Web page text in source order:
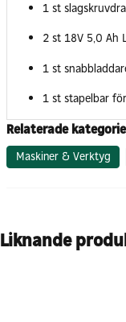
1 st
2 st 18V 5,0 Ah
1 st
1 st stapelbar
Relaterade
Maskiner & Verktyg
Liknande